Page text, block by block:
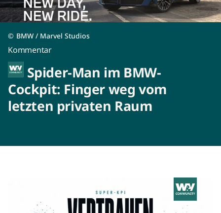
Kommentar
Spider-Man im BMW-
Cockpit: Finger weg vom
letzten privaten Raum
© BMW / Marvel Studios